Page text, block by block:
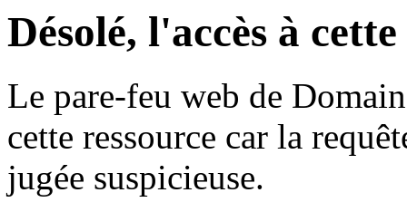
Désolé, l'accès à
Le pare-feu web de
cette ressource car la
jugée suspicieuse.